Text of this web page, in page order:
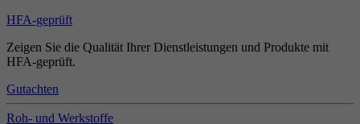
HFA-geprüft
Zeigen Sie die Qualität Ihrer Dienstleistungen und Produkte mit
HFA-geprüft.
Gutachten
Roh- und Werkstoffe